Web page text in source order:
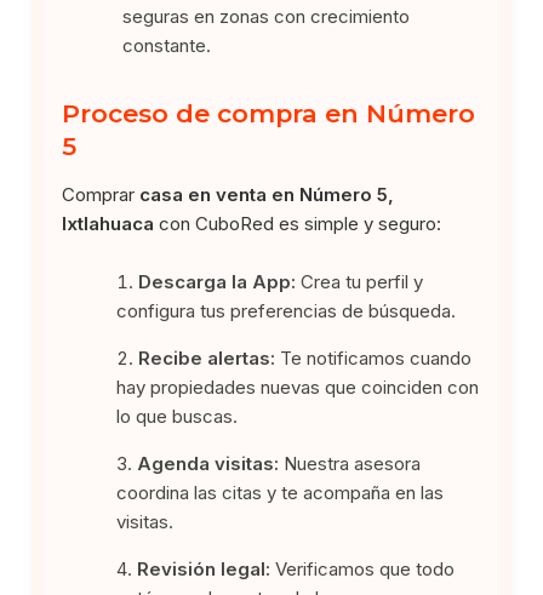
seguras en zonas con crecimiento
constante.
Proceso de compra en Número
5
Comprar casa en venta en Número 5,
Ixtlahuaca con CuboRed es simple y seguro:
Descarga la App: Crea tu perfil y
configura tus preferencias de búsqueda.
Recibe alertas: Te notificamos cuando
hay propiedades nuevas que coinciden con
lo que buscas.
Agenda visitas: Nuestra asesora
coordina las citas y te acompaña en las
visitas.
Revisión legal: Verificamos que todo